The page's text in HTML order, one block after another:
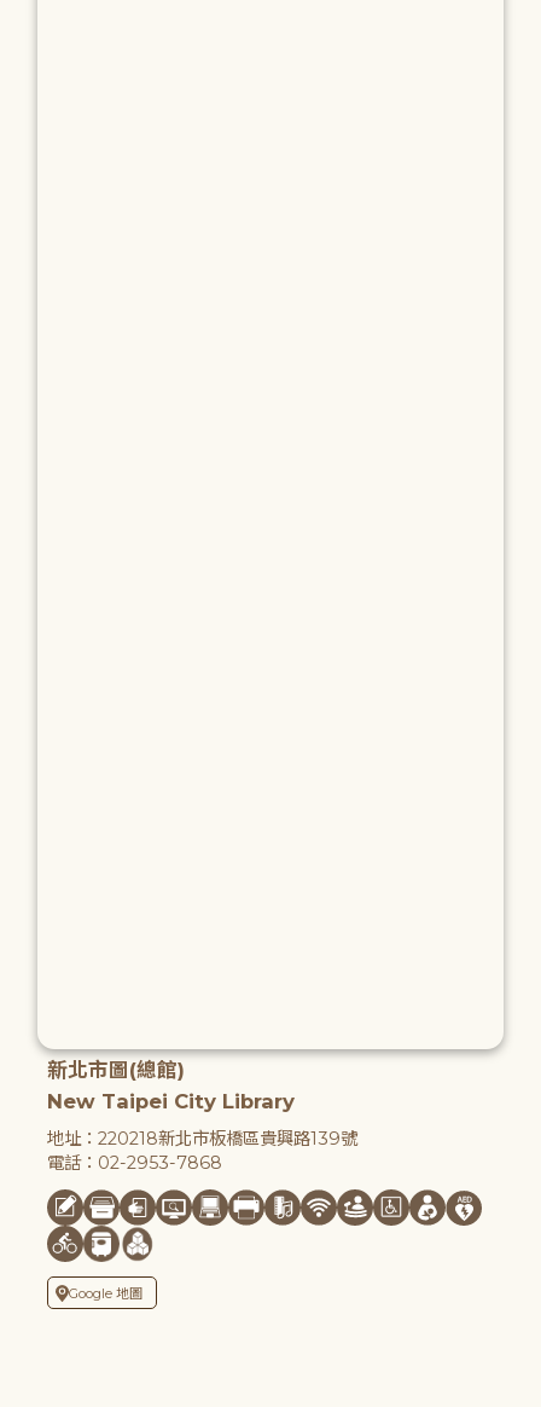
新北市圖(總館)
New Taipei City Library
地址：220218新北市板橋區貴興路139號
電話：02-2953-7868
Google 地圖